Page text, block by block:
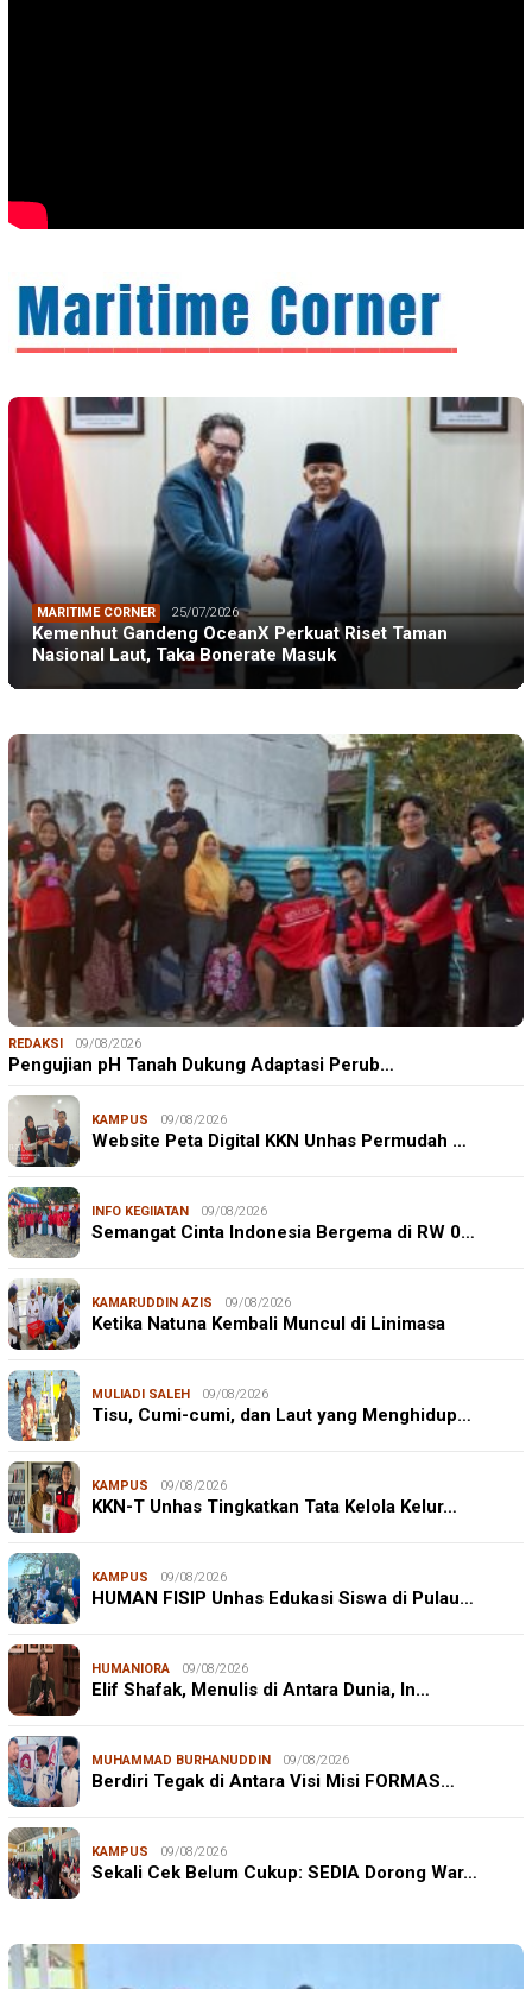
MARITIME CORNER 25/07/2026
Kemenhut Gandeng OceanX Perkuat Riset Taman
Nasional Laut, Taka Bonerate Masuk
REDAKSI 09/08/2026
Pengujian pH Tanah Dukung Adaptasi Perub…
KAMPUS 09/08/2026
Website Peta Digital KKN Unhas Permudah …
INFO KEGIIATAN 09/08/2026
Semangat Cinta Indonesia Bergema di RW 0…
KAMARUDDIN AZIS 09/08/2026
Ketika Natuna Kembali Muncul di Linimasa
MULIADI SALEH 09/08/2026
Tisu, Cumi-cumi, dan Laut yang Menghidup…
KAMPUS 09/08/2026
KKN-T Unhas Tingkatkan Tata Kelola Kelur…
KAMPUS 09/08/2026
HUMAN FISIP Unhas Edukasi Siswa di Pulau…
HUMANIORA 09/08/2026
Elif Shafak, Menulis di Antara Dunia, In…
MUHAMMAD BURHANUDDIN 09/08/2026
Berdiri Tegak di Antara Visi Misi FORMAS…
KAMPUS 09/08/2026
Sekali Cek Belum Cukup: SEDIA Dorong War…